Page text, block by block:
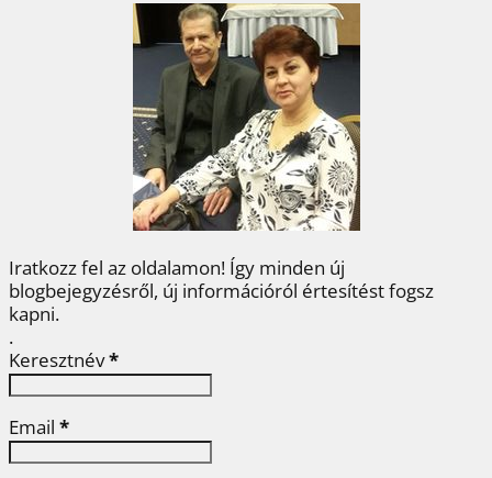
b
o
k
t
e
r
e
e
s
t
e
d
I
n
a
e
g
Iratkozz fel az oldalamon! Így minden új
blogbejegyzésről, új információról értesítést fogsz
kapni.
.
Keresztnév*
Email *